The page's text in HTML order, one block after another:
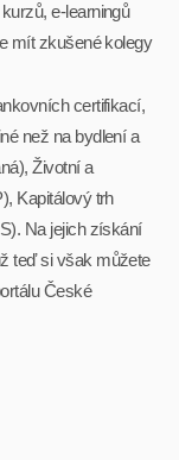
e-learningů
mít zkušené kolegy
certifikací,
než na bydlení a
Životní a
Kapitálový trh
Na jejich získání
teď si však můžete
České